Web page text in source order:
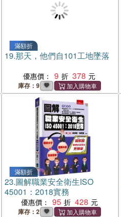
滿額折
19.那天，他們自101工地墜落
優惠價： 9 378
庫存：9
滿額折
23.圖解職業安全衛生ISO
45001：2018實務
優惠價： 95 428
庫存：2